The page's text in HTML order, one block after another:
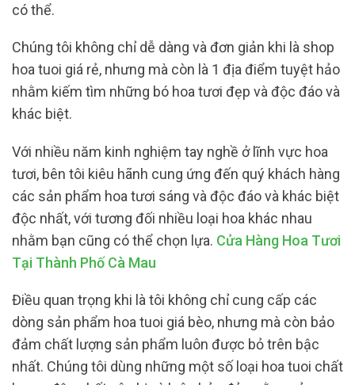
có thể.
Chúng tôi không chỉ dễ dàng và đơn giản khi là shop
hoa tuoi giá rẻ, nhưng mà còn là 1 địa điểm tuyệt hảo
nhằm kiếm tìm những bó hoa tươi đẹp và độc đáo và
khác biệt.
Với nhiều năm kinh nghiệm tay nghề ở lĩnh vực hoa
tươi, bên tôi kiêu hãnh cung ứng đến quý khách hàng
các sản phẩm hoa tươi sáng và độc đáo và khác biệt
độc nhất, với tương đối nhiều loại hoa khác nhau
nhằm bạn cũng có thể chọn lựa. Cửa Hàng Hoa Tươi
Tại Thành Phố Cà Mau
Điều quan trọng khi là tôi không chỉ cung cấp các
dòng sản phẩm hoa tuoi giá bèo, nhưng mà còn bảo
đảm chất lượng sản phẩm luôn được bỏ trên bậc
nhất. Chúng tôi dùng những một số loại hoa tuoi chất